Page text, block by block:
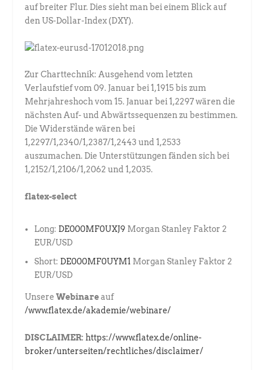
auf breiter Flur. Dies sieht man bei einem Blick auf
den US-Dollar-Index (DXY).
Zur Charttechnik: Ausgehend vom letzten
Verlaufstief vom 09. Januar bei 1,1915 bis zum
Mehrjahreshoch vom 15. Januar bei 1,2297 wären die
nächsten Auf- und Abwärtssequenzen zu bestimmen.
Die Widerstände wären bei
1,2297/1,2340/1,2387/1,2443 und 1,2533
auszumachen. Die Unterstützungen fänden sich bei
1,2152/1,2106/1,2062 und 1,2035.
flatex-select
Long: DE000MF0UXJ9 Morgan Stanley Faktor 2
EUR/USD
Short: DE000MF0UYM1 Morgan Stanley Faktor 2
EUR/USD
UnsereWebinareauf
/www.flatex.de/akademie/webinare/
DISCLAIMER: https://www.flatex.de/online-
broker/unterseiten/rechtliches/disclaimer/